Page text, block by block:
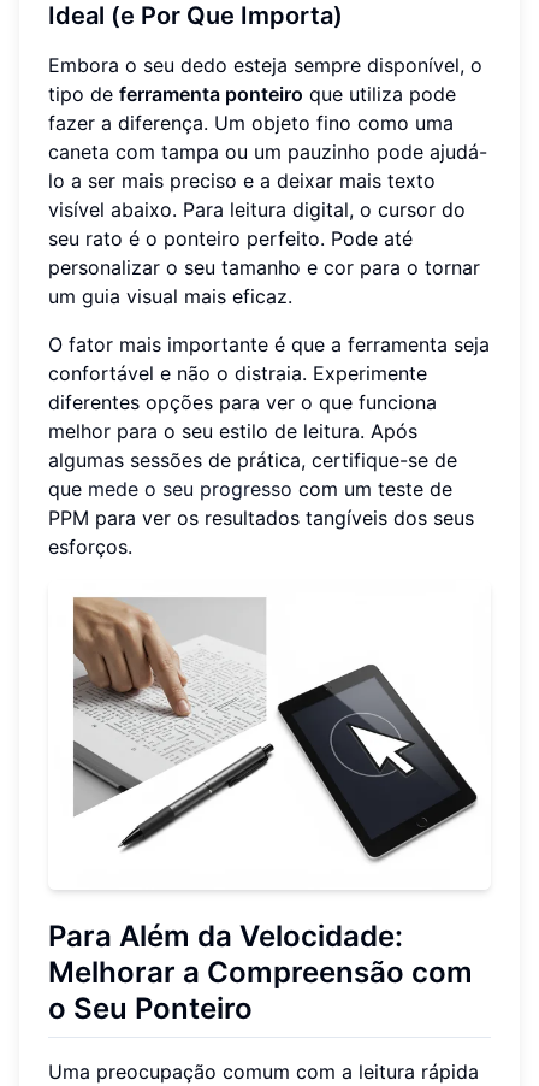
Ideal (e Por Que Importa)
Embora o seu dedo esteja sempre disponível, o
tipo de ferramenta ponteiro que utiliza pode
fazer a diferença. Um objeto fino como uma
caneta com tampa ou um pauzinho pode ajudá-
lo a ser mais preciso e a deixar mais texto
visível abaixo. Para leitura digital, o cursor do
seu rato é o ponteiro perfeito. Pode até
personalizar o seu tamanho e cor para o tornar
um guia visual mais eficaz.
O fator mais importante é que a ferramenta seja
confortável e não o distraia. Experimente
diferentes opções para ver o que funciona
melhor para o seu estilo de leitura. Após
algumas sessões de prática, certifique-se de
que mede o seu progresso com um teste de
PPM para ver os resultados tangíveis dos seus
esforços.
Para Além da Velocidade:
Melhorar a Compreensão com
o Seu Ponteiro
Uma preocupação comum com a leitura rápida